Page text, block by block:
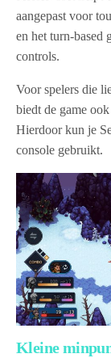
aangepast voor
en het turn-based
controls.
Voor spelers die
biedt de game
Hierdoor kun je
console gebruikt.
Kleine